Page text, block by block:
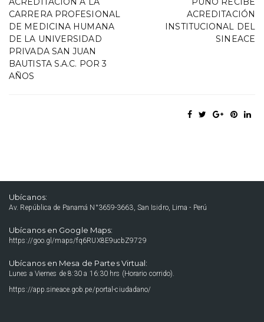
CARRERA PROFESIONAL
DE MEDICINA HUMANA
DE LA UNIVERSIDAD
PRIVADA SAN JUAN
BAUTISTA S.A.C. POR 3
AÑOS
ACREDITACIÓN
INSTITUCIONAL DEL
SINEACE
Ubícanos:
Av. República de Panamá N°3659-3663, San Isidro, Lima - Perú
Ubícanos en Google Maps:
https://goo.gl/maps/fq6RUX8E9ucbZ9729
Ubícanos en Mesa de Partes Virtual:
Lunes a Viernes de 8:30 a 16:30 hrs (Horario corrido).
https://app.sineace.gob.pe/portal-ciudadano/